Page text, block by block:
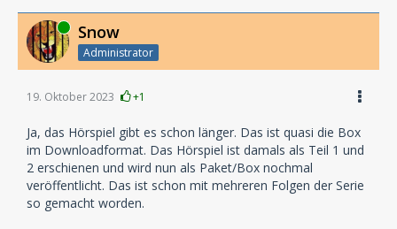
Online Snow
Administrator
19. Oktober 2023 +1
Ja, das Hörspiel gibt es schon länger. Das ist quasi die Box
im Downloadformat. Das Hörspiel ist damals als Teil 1 und
2 erschienen und wird nun als Paket/Box nochmal
veröffentlicht. Das ist schon mit mehreren Folgen der Serie
so gemacht worden.